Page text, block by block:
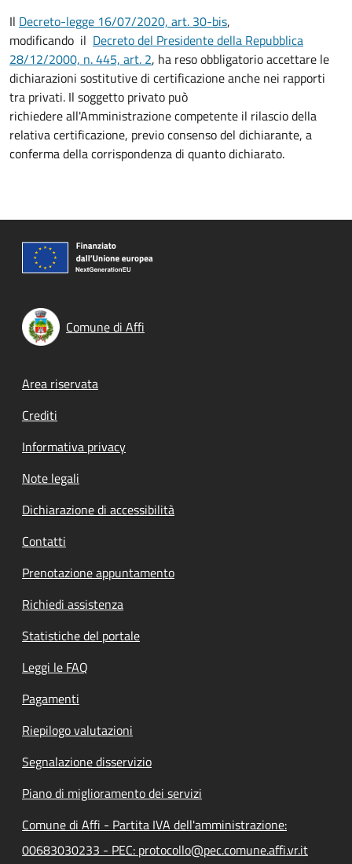
Il Decreto-legge 16/07/2020, art. 30-bis,
modificando il Decreto del Presidente della Repubblica
28/12/2000, n. 445, art. 2, ha reso obbligatorio accettare le
dichiarazioni sostitutive di certificazione anche nei rapporti
tra privati. Il soggetto privato può
richiedere all'Amministrazione competente il rilascio della
relativa certificazione, previo consenso del dichiarante, a
conferma della corrispondenza di quanto dichiarato.
Comune di Affi
Footer menu
Area riservata
Crediti
Informativa privacy
Note legali
Dichiarazione di accessibilità
Contatti
Prenotazione appuntamento
Richiedi assistenza
Statistiche del portale
Leggi le FAQ
Pagamenti
Riepilogo valutazioni
Segnalazione disservizio
Piano di miglioramento dei servizi
Comune di Affi - Partita IVA dell'amministrazione:
00683030233 - PEC: protocollo@pec.comune.affi.vr.it